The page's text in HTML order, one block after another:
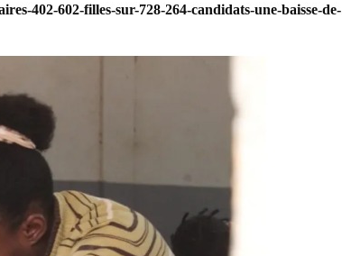
402-602-filles-sur-728-264-candidats-une-baisse-de-